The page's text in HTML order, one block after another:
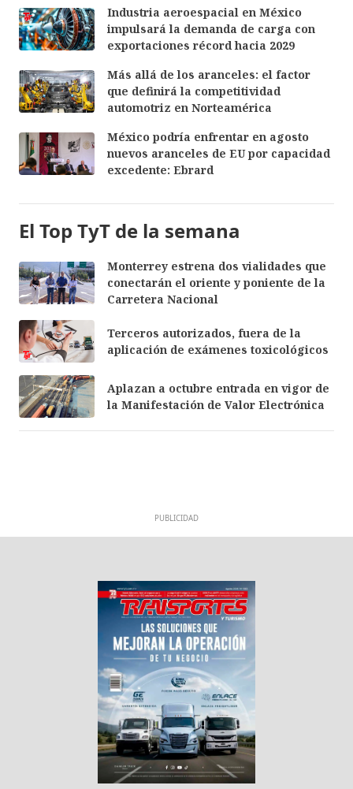
Industria aeroespacial en México
impulsará la demanda de carga con
exportaciones récord hacia 2029
Más allá de los aranceles: el factor
que definirá la competitividad
automotriz en Norteamérica
México podría enfrentar en agosto
nuevos aranceles de EU por capacidad
excedente: Ebrard
El Top TyT de la semana
Monterrey estrena dos vialidades que
conectarán el oriente y poniente de la
Carretera Nacional
Terceros autorizados, fuera de la
aplicación de exámenes toxicológicos
Aplazan a octubre entrada en vigor de
la Manifestación de Valor Electrónica
PUBLICIDAD